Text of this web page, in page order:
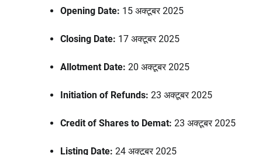
Opening Date: 15 अक्टूबर 2025
Closing Date: 17 अक्टूबर 2025
Allotment Date: 20 अक्टूबर 2025
Initiation of Refunds: 23 अक्टूबर 2025
Credit of Shares to Demat: 23 अक्टूबर 2025
Listing Date: 24 अक्टूबर 2025